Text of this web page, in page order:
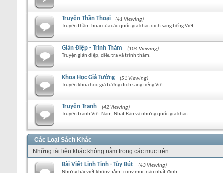
Truyện Thần Thoại
(41 Viewing)
Truyện thần thoại của các quốc gia khác dịch sang tiếng Việt.
Gián Điệp - Trinh Thám
(104 Viewing)
Truyện gián điệp, điều tra và trinh thám.
Khoa Học Giả Tưởng
(51 Viewing)
Truyện khoa học giả tưởng dịch sang tiếng Việt.
Truyện Tranh
(42 Viewing)
Truyện tranh Việt Nam, Nhật Bản và những quốc gia khác.
Các Loại Sách Khác
Những tài liệu khác không nằm trong các mục trên.
Bài Viết Linh Tinh - Tùy Bút
(43 Viewing)
Những bài viết không nằm trong mục nào nhất định.